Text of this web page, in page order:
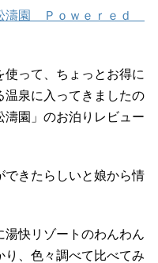
濤園 Ｐｏｗｅｒｅｄ
って、ちょっとお得に
温泉に入ってきましたの
園」のお泊りレビュー
できたらしいと娘から情
湯快リゾートのわんわん
り、色々調べて比べてみ